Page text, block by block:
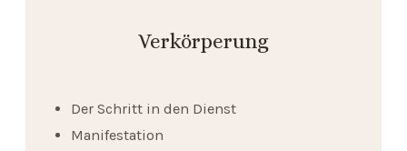
Verkörperung
Der Schritt in den Dienst
Manifestation